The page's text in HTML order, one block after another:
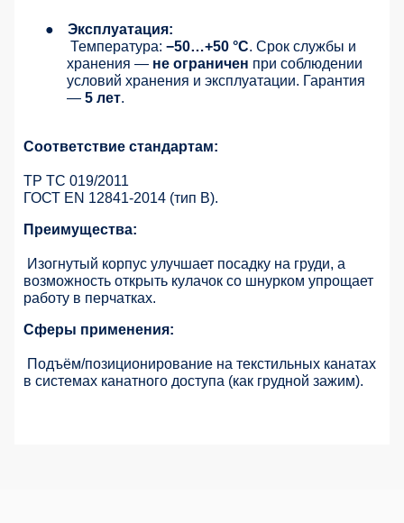
●
Эксплуатация:
Температура: −50…+50 °C. Срок службы и
хранения — не ограничен при соблюдении
условий хранения и эксплуатации. Гарантия
— 5 лет.
Соответствие стандартам:
ТР ТС 019/2011
ГОСТ EN 12841-2014 (тип B).
Преимущества:
Изогнутый корпус улучшает посадку на груди, а
возможность открыть кулачок со шнурком упрощает
работу в перчатках.
Сферы применения:
Подъём/позиционирование на текстильных канатах
в системах канатного доступа (как грудной зажим).